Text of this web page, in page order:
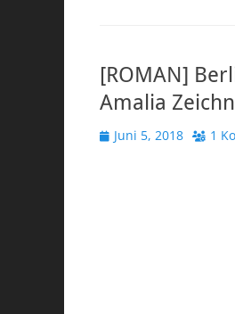
[ROMAN]
Amalia
Veröffentlicht
Juni 5, 2018 1